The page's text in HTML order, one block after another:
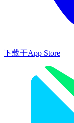
下载于App Store